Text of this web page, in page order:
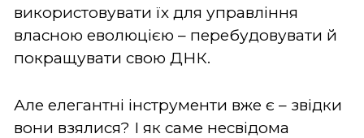
використовувати їх для управління
власною еволюцією – перебудовувати й
покращувати свою ДНК.
Але елегантні інструменти вже є – звідки
вони взялися? І як саме несвідома